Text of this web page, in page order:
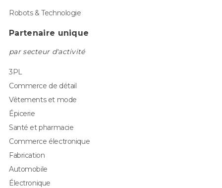
Robots & Technologie
Partenaire unique
par secteur d'activité
3PL
Commerce de détail
Vêtements et mode
Épicerie
Santé et pharmacie
Commerce électronique
Fabrication
Automobile
Électronique